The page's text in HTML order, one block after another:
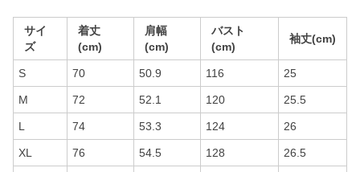
サイ
ズ
着丈
(cm)
肩幅
(cm)
バスト
(cm)
袖丈(cm)
S 70 50.9 116 25
M 72 52.1 120 25.5
L 74 53.3 124 26
XL 76 54.5 128 26.5